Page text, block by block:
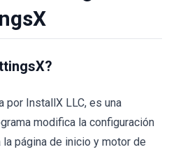
por InstallX LLC, es una
modifica la configuración
página de inicio y motor de